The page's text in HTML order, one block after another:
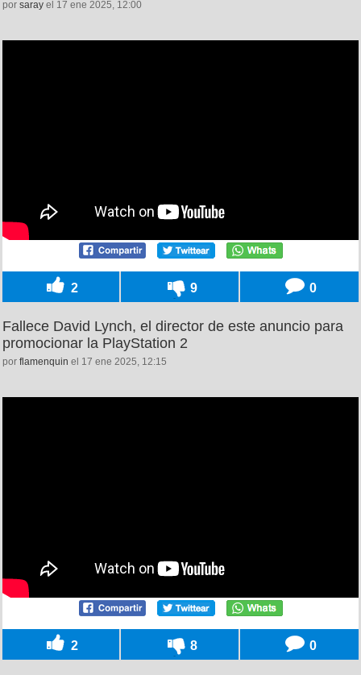
por saray el 17 ene 2025, 12:00
2 9 0
Fallece David Lynch, el director de este anuncio para
promocionar la PlayStation 2
por flamenquin el 17 ene 2025, 12:15
2 8 0